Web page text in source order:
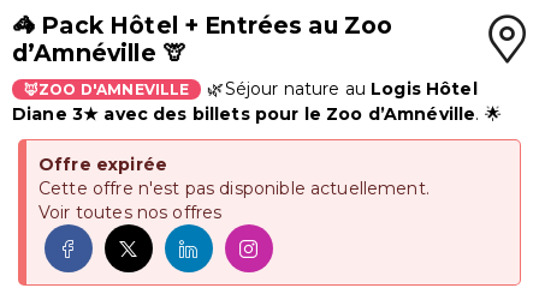
🦓 Pack Hôtel + Entrées au Zoo
d’Amnéville 🦒
🦊ZOO D'AMNEVILLE 🌿Séjour nature au Logis Hôtel
Diane 3★ avec des billets pour le Zoo d’Amnéville. 🌟
Offre expirée
Cette offre n'est pas disponible actuellement.
Voir toutes nos offres